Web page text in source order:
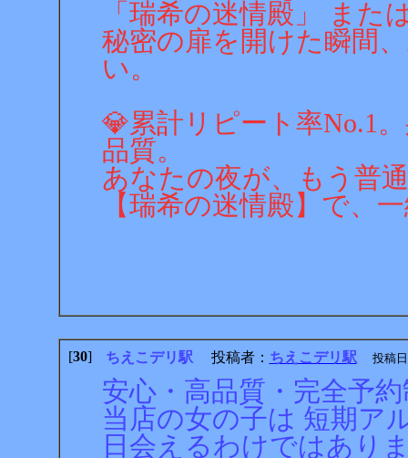
「瑞希の迷情殿」 また
秘密の扉を開けた瞬間
い。
💎累計リピート率No.1
品質。
あなたの夜が、もう普
【瑞希の迷情殿】で、
[30] ちえこデリ駅投稿者： ちえこデリ駅 投稿日
安心・高品質・完全予
当店の女の子は 短期ア
日会えるわけではあり